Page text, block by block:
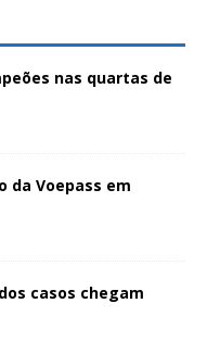
nas quartas de
da Voepass em
casos chegam